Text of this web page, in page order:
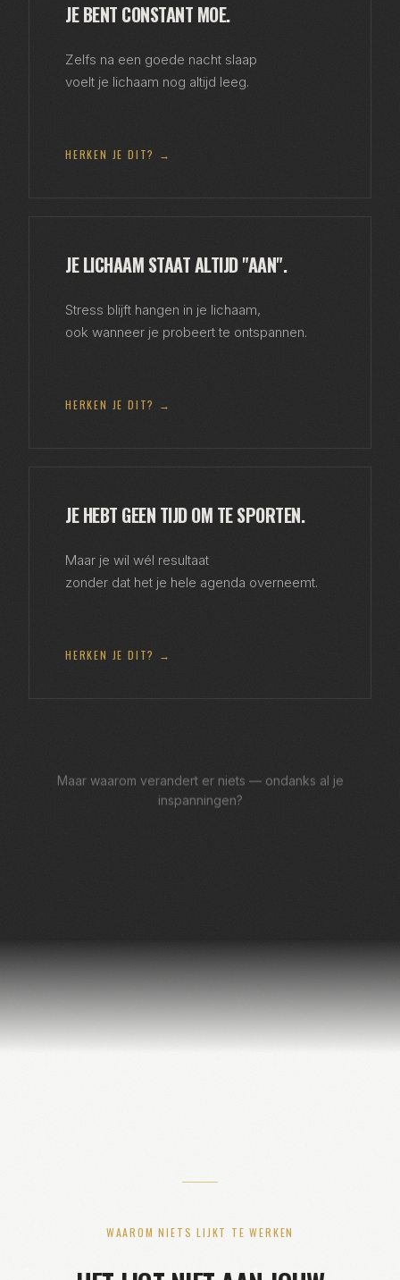
JE BENT CONSTANT MOE.
Zelfs na een goede nacht slaap
voelt je lichaam nog altijd leeg.
HERKEN JE DIT? →
JE LICHAAM STAAT ALTIJD "AAN".
Stress blijft hangen in je lichaam,
ook wanneer je probeert te ontspannen.
HERKEN JE DIT? →
JE HEBT GEEN TIJD OM TE SPORTEN.
Maar je wil wél resultaat
zonder dat het je hele agenda overneemt.
HERKEN JE DIT? →
Maar waarom verandert er niets — ondanks al je
inspanningen?
WAAROM NIETS LIJKT TE WERKEN